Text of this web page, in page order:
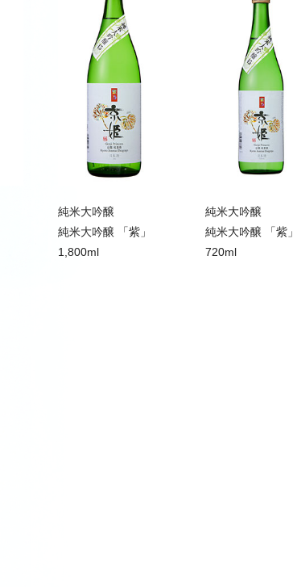
純米大吟醸
純米大吟醸 「紫」
1,800ml
純米大吟醸
純米大吟醸 「紫」
720ml